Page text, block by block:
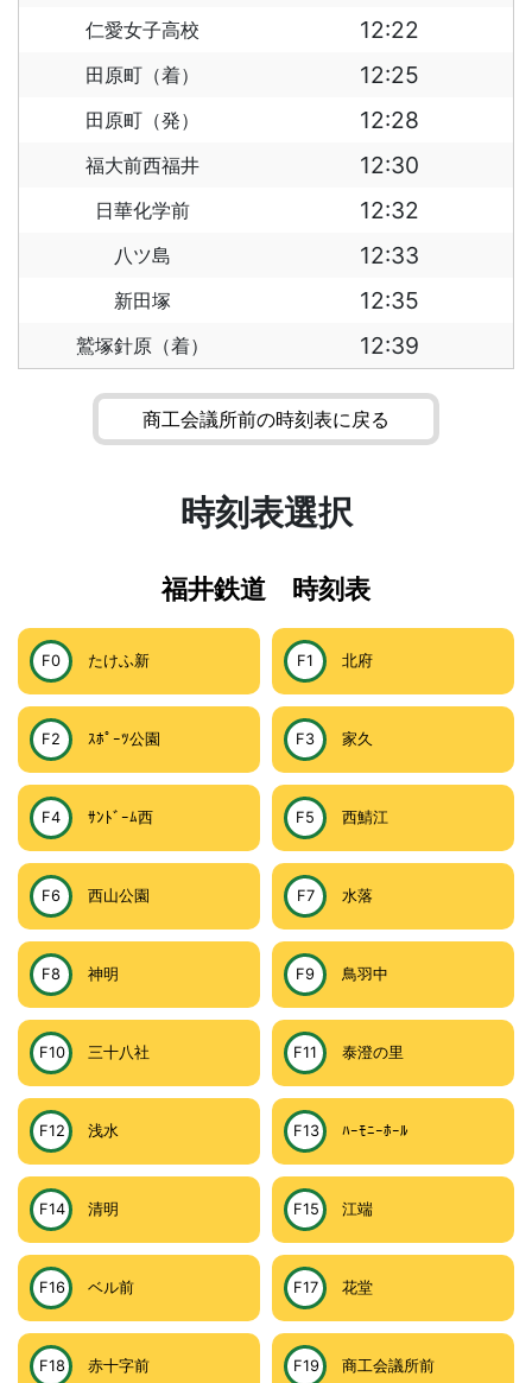
仁愛女子高校 12:22
田原町（着） 12:25
田原町（発） 12:28
福大前西福井 12:30
日華化学前 12:32
八ツ島 12:33
新田塚 12:35
鷲塚針原（着） 12:39
商工会議所前の時刻表に戻る
時刻表選択
福井鉄道 時刻表
F0 たけふ新 F1 北府
F2 ｽﾎﾟｰﾂ公園 F3 家久
F4 ｻﾝﾄﾞｰﾑ西 F5 西鯖江
F6 西山公園 F7 水落
F8 神明 F9 鳥羽中
F10 三十八社 F11 泰澄の里
F12 浅水 F13 ﾊｰﾓﾆｰﾎｰﾙ
F14 清明 F15 江端
F16 ベル前 F17 花堂
F18 赤十字前 F19 商工会議所前